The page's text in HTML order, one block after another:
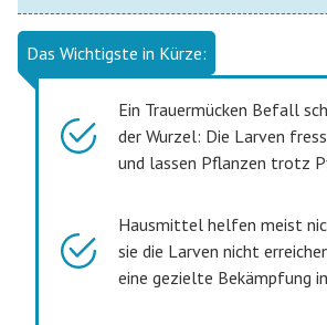
Das Wichtigste in Kürze:
Ein Trauermücken Befall
der Wurzel: Die Larven
und lassen Pflanzen trotz
Hausmittel helfen meist
sie die Larven nicht
eine gezielte Bekämpfung